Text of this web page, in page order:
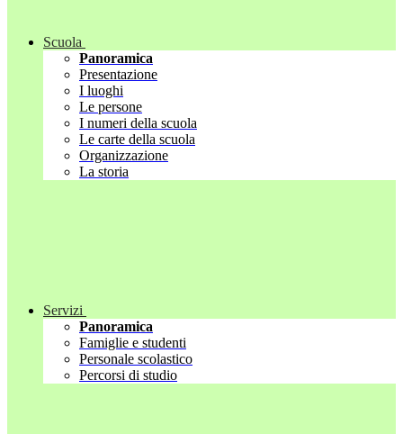
Scuola
Panoramica
Presentazione
I luoghi
Le persone
I numeri della scuola
Le carte della scuola
Organizzazione
La storia
Servizi
Panoramica
Famiglie e studenti
Personale scolastico
Percorsi di studio